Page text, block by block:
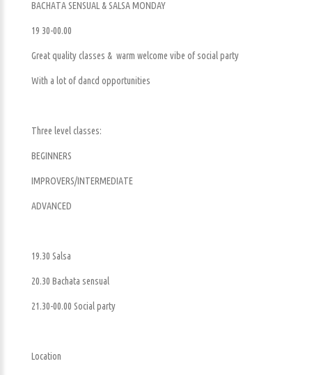
BACHATA SENSUAL & SALSA MONDAY
19 30-00.00
Great quality classes & warm welcome vibe of social party
With a lot of dancd opportunities
Three level classes:
BEGINNERS
IMPROVERS/INTERMEDIATE
ADVANCED
19.30 Salsa
20.30 Bachata sensual
21.30-00.00 Social party
Location